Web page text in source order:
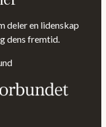
deler en lidenskap
dens fremtid.